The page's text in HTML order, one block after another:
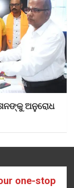
ଅନୁରୋଧ
one-stop